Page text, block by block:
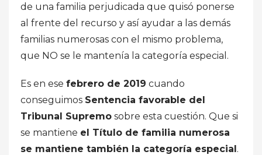
de una familia perjudicada que quisó ponerse
al frente del recurso y así ayudar a las demás
familias numerosas con el mismo problema,
que NO se le mantenía la categoría especial.
Es en ese febrero de 2019 cuando
conseguimos Sentencia favorable del
Tribunal Supremo sobre esta cuestión. Que si
se mantiene el Título de familia numerosa
se mantiene también la categoría especial.